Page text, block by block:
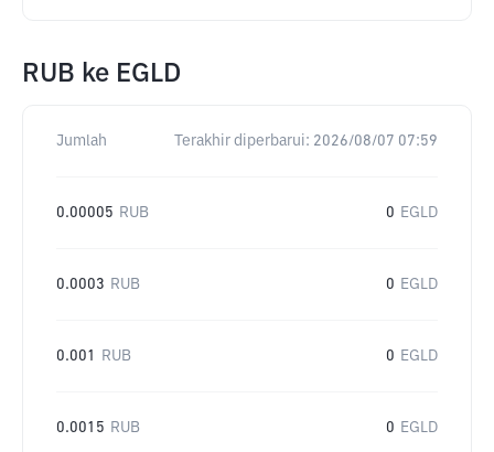
RUB ke EGLD
Jumlah Terakhir diperbarui: 2026/08/07 07:59
0.00005 RUB 0 EGLD
0.0003 RUB 0 EGLD
0.001 RUB 0 EGLD
0.0015 RUB 0 EGLD